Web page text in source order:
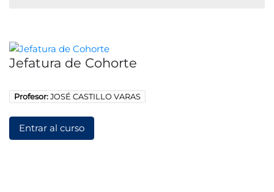
Jefatura de Cohorte
Profesor: JOSÉ CASTILLO VARAS
Entrar al curso